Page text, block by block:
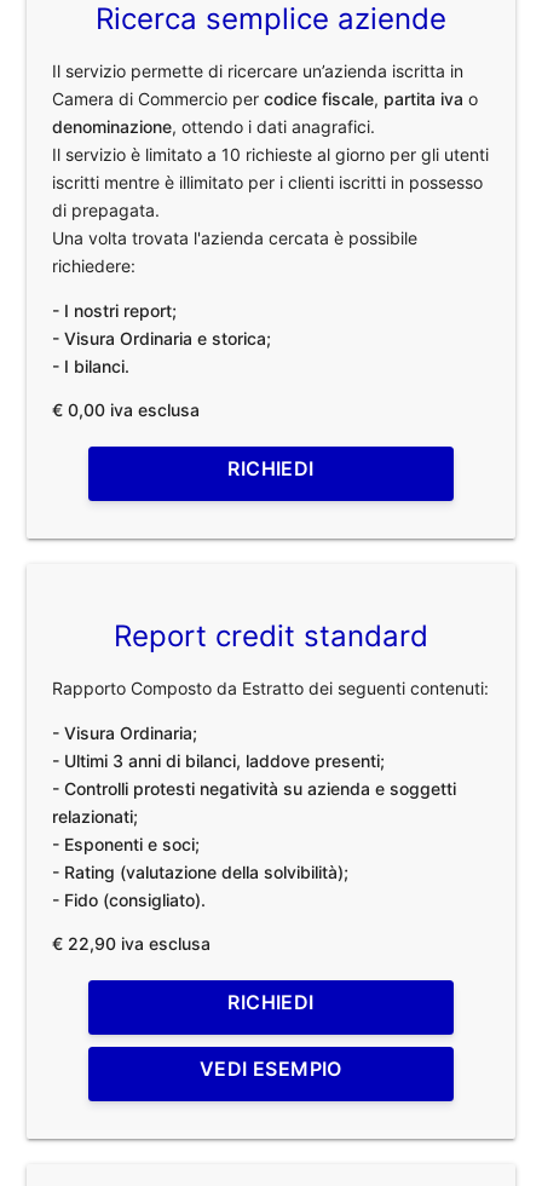
Ricerca semplice aziende
Il servizio permette di ricercare un’azienda iscritta in
Camera di Commercio percodice fiscale, partita iva o
denominazione, ottendo i dati anagrafici.
Il servizio è limitato a 10 richieste al giorno per gli utenti
iscritti mentre è illimitato per i clienti iscritti in possesso
di prepagata.
Una volta trovata l'azienda cercata è possibile
richiedere:
- I nostri report;
- Visura Ordinaria e storica;
- I bilanci.
€ 0,00 iva esclusa
RICHIEDI
Report credit standard
Rapporto Composto da Estratto dei seguenti contenuti:
- Visura Ordinaria;
- Ultimi 3 anni di bilanci, laddove presenti;
- Controlli protesti negatività su azienda e soggetti
relazionati;
- Esponenti e soci;
- Rating (valutazione della solvibilità);
- Fido (consigliato).
€ 22,90 iva esclusa
RICHIEDI
VEDI ESEMPIO